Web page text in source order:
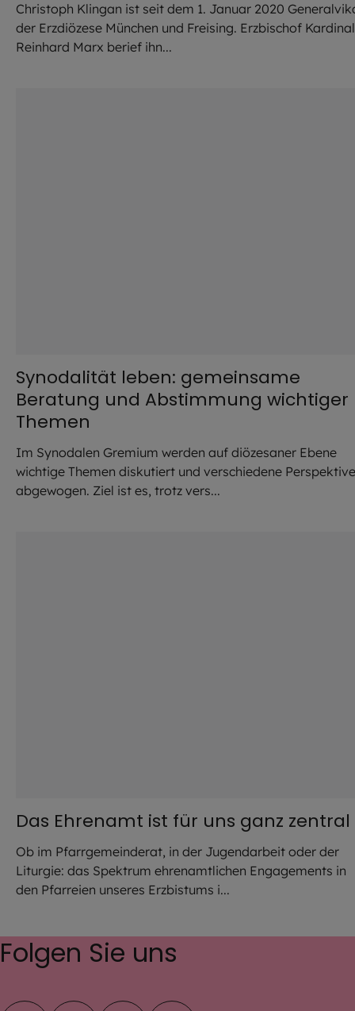
Christoph Klingan ist seit dem 1. Januar 2020
der Erzdiözese München und Freising. Erzbischof Kardinal
Reinhard Marx berief ihn...
Synodalität leben: gemeinsame
Beratung und Abstimmung wichtiger
Themen
Im Synodalen Gremium werden auf diözesaner Ebene
wichtige Themen diskutiert und verschiedene
abgewogen. Ziel ist es, trotz vers...
Das Ehrenamt ist für uns ganz zentral
Ob im Pfarrgemeinderat, in der Jugendarbeit oder der
Liturgie: das Spektrum ehrenamtlichen Engagements in
den Pfarreien unseres Erzbistums i...
Folgen Sie uns